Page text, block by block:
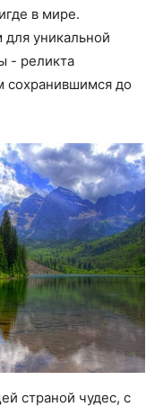
в мире.
уникальной
- реликта
сохранившимся до
страной чудес, с